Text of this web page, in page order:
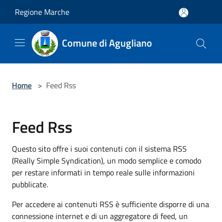
Regione Marche
Comune di Agugliano
Home > Feed Rss
Feed Rss
Questo sito offre i suoi contenuti con il sistema RSS
(Really Simple Syndication), un modo semplice e comodo
per restare informati in tempo reale sulle informazioni
pubblicate.
Per accedere ai contenuti RSS è sufficiente disporre di una
connessione internet e di un aggregatore di feed, un